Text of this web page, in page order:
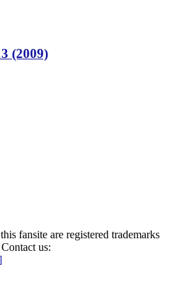
(2009)
fansite are registered trademarks
us: